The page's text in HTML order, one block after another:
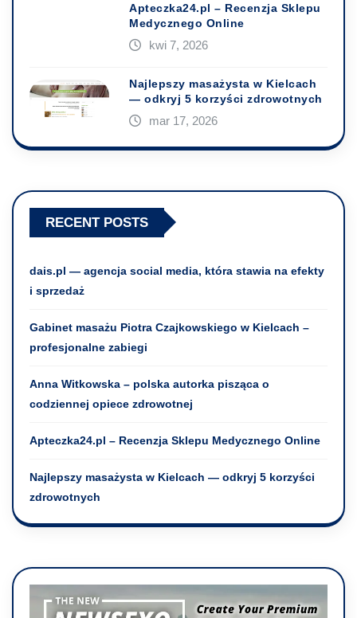
Apteczka24.pl – Recenzja Sklepu
Medycznego Online
kwi 7, 2026
Najlepszy masażysta w Kielcach
— odkryj 5 korzyści zdrowotnych
mar 17, 2026
RECENT POSTS
dais.pl — agencja social media, która stawia na efekty
i sprzedaż
Gabinet masażu Piotra Czajkowskiego w Kielcach –
profesjonalne zabiegi
Anna Witkowska – polska autorka pisząca o
codziennej opiece zdrowotnej
Apteczka24.pl – Recenzja Sklepu Medycznego Online
Najlepszy masażysta w Kielcach — odkryj 5 korzyści
zdrowotnych